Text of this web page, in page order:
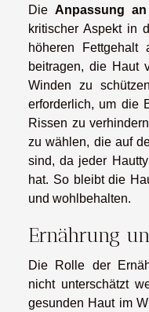
Die Anpassung
kritischer Aspekt in
höheren
beitragen, die Haut
Winden zu
erforderlich, um die
Rissen zu
zu wählen, die auf
sind, da jeder
hat. So bleibt die
und wohlbehalten.
Ernährung
Die Rolle der
nicht unterschätzt
gesunden Haut im